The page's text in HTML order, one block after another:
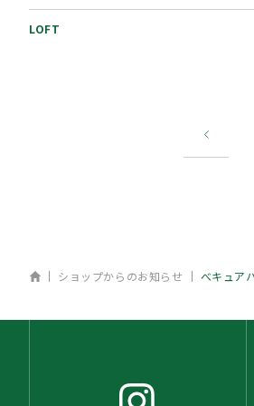
LOFT
ホーム
ショップからのお知らせ べキュア